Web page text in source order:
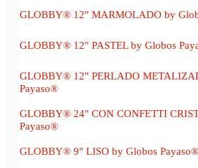
GLOBBY® 12" MARMOLADO by
GLOBBY® 12" PASTEL by Globos
GLOBBY® 12" PERLADO
Payaso®
GLOBBY® 24" CON CONFETTI
Payaso®
GLOBBY® 9" LISO by Globos Payaso®